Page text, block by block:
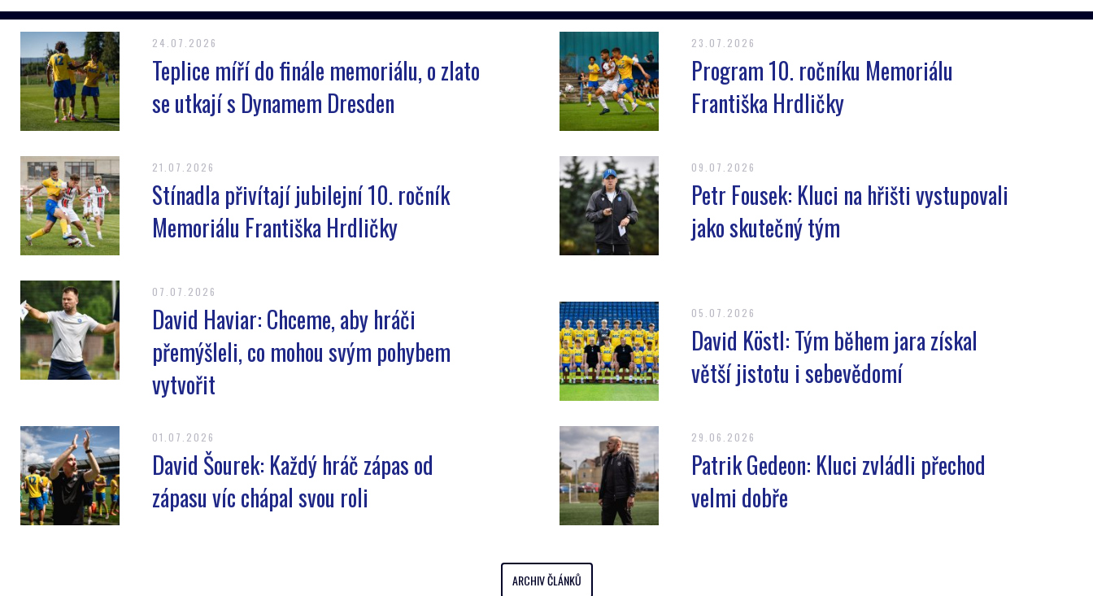
24.07.2026
Teplice míří do finále memoriálu, o zlato
se utkají s Dynamem Dresden
23.07.2026
Program 10. ročníku Memoriálu
Františka Hrdličky
21.07.2026
Stínadla přivítají jubilejní 10. ročník
Memoriálu Františka Hrdličky
09.07.2026
Petr Fousek: Kluci na hřišti vystupovali
jako skutečný tým
07.07.2026
David Haviar: Chceme, aby hráči
přemýšleli, co mohou svým pohybem
vytvořit
05.07.2026
David Köstl: Tým během jara získal
větší jistotu i sebevědomí
01.07.2026
David Šourek: Každý hráč zápas od
zápasu víc chápal svou roli
29.06.2026
Patrik Gedeon: Kluci zvládli přechod
velmi dobře
ARCHIV ČLÁNKŮ